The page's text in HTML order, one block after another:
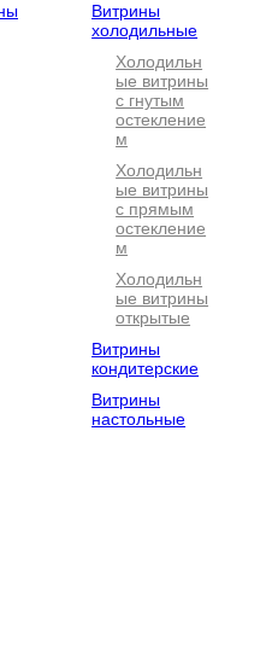
Витрины
холодильные
Холодильн
ые витрины
с гнутым
остекление
м
Холодильн
ые витрины
с прямым
остекление
м
Холодильн
ые витрины
открытые
Витрины
кондитерские
Витрины
настольные